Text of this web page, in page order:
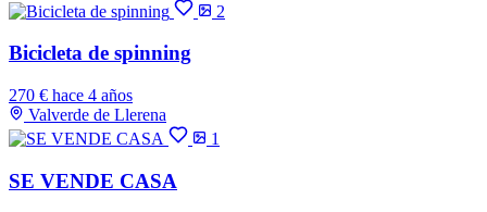
2
Bicicleta de spinning
270 € hace 4 años
Valverde de Llerena
1
SE VENDE CASA